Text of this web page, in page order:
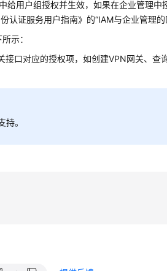
给用户组授权并生效，如果在企业管理
认证服务用户指南》的“IAM与企业管理的
示：
接口对应的授权项，如创建VPN网关、
持。